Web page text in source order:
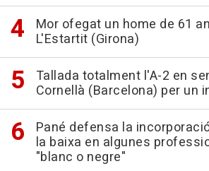
Mor ofegat un home de 61
L'Estartit (Girona)
Tallada totalment l'A-2 en
Cornellà (Barcelona) per un
Pané defensa la
la baixa en algunes
"blanc o negre"